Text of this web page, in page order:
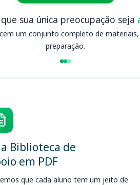
sua única preocupação seja
um conjunto completo de
preparação.
Biblioteca de
em PDF
que cada aluno tem um jeito de